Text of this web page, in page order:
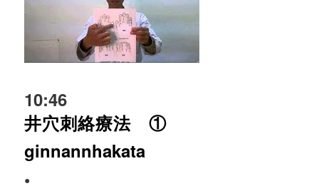
10:46
井穴刺絡療法 ①
ginnannhakata
•